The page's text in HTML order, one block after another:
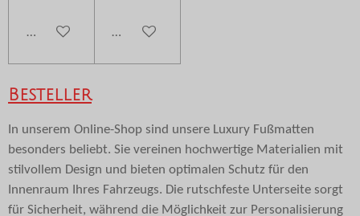
Details anzeigenDetails anzeigen
Besteller
In unserem Online-Shop sind unsere Luxury Fußmatten
besonders beliebt. Sie vereinen hochwertige Materialien mit
stilvollem Design und bieten optimalen Schutz für den
Innenraum Ihres Fahrzeugs. Die rutschfeste Unterseite sorgt
für Sicherheit, während die Möglichkeit zur Personalisierung